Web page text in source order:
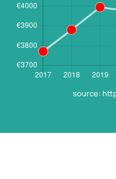
source: